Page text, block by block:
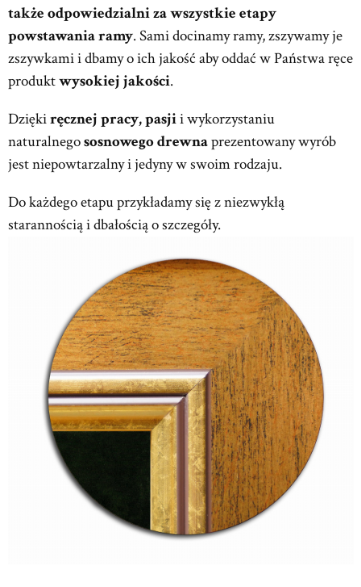
także odpowiedzialni za wszystkie etapy
powstawania ramy. Sami docinamy ramy, zszywamy je
zszywkami i dbamy o ich jakość aby oddać w Państwa ręce
produktwysokiej jakości.
Dziękiręcznej pracy, pasjii wykorzystaniu
naturalnegososnowego drewnaprezentowany wyrób
jest niepowtarzalny i jedyny w swoim rodzaju.
Do każdego etapu przykładamy się z niezwykłą
starannością i dbałością o szczegóły.